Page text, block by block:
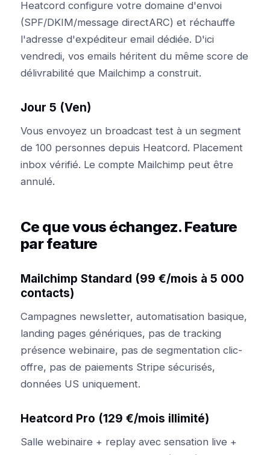
Heatcord configure votre domaine d'envoi
(SPF/DKIM/message directARC) et réchauffe
l'adresse d'expéditeur email dédiée. D'ici
vendredi, vos emails héritent du même score de
délivrabilité que Mailchimp a construit.
Jour 5 (Ven)
Vous envoyez un broadcast test à un segment
de 100 personnes depuis Heatcord. Placement
inbox vérifié. Le compte Mailchimp peut être
annulé.
Ce que vous échangez. Feature
par feature
Mailchimp Standard (99 €/mois à 5 000
contacts)
Campagnes newsletter, automatisation basique,
landing pages génériques, pas de tracking
présence webinaire, pas de segmentation clic-
offre, pas de paiements Stripe sécurisés,
données US uniquement.
Heatcord Pro (129 €/mois illimité)
Salle webinaire + replay avec sensation live +